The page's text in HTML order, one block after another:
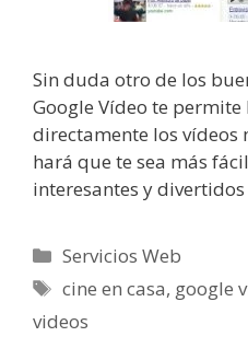
Sin duda otro de los
Google Vídeo te
directamente los vídeos
hará que te sea más
interesantes y
Categorías
Servicios Web
Etiquetas
cine en casa, google
videos